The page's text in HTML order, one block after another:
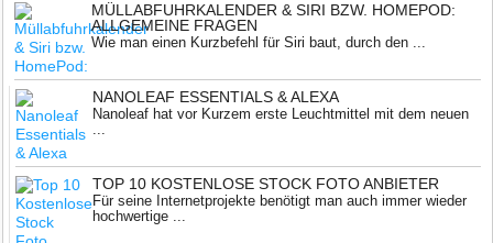
MÜLLABFUHRKALENDER & SIRI BZW. HOMEPOD:
ALLGEMEINE FRAGEN
Wie man einen Kurzbefehl für Siri baut, durch den ...
NANOLEAF ESSENTIALS & ALEXA
Nanoleaf hat vor Kurzem erste Leuchtmittel mit dem neuen
...
TOP 10 KOSTENLOSE STOCK FOTO ANBIETER
Für seine Internetprojekte benötigt man auch immer wieder
hochwertige ...